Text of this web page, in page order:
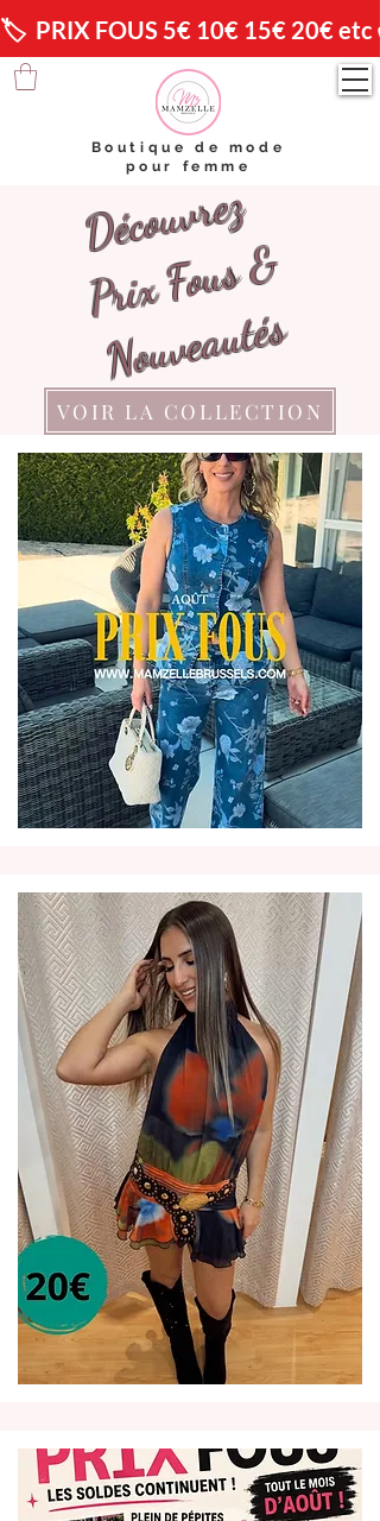
🏷️  PRIX FOUS 5€ 10€ 15€ 20€ etc
Boutique de mode
pour femme
Découvrez
Prix Fous &
Nouveautés
​
VOIR LA COLLECTION